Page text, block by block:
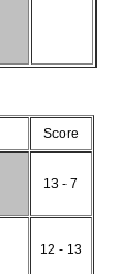
Score
13 - 7
12 - 13